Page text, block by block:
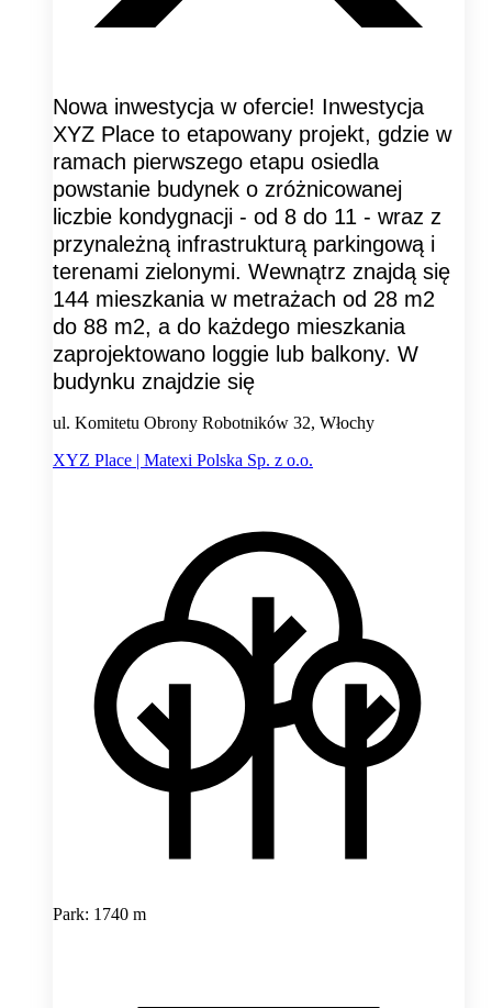
Nowa inwestycja w ofercie! Inwestycja
XYZ Place to etapowany projekt, gdzie w
ramach pierwszego etapu osiedla
powstanie budynek o zróżnicowanej
liczbie kondygnacji - od 8 do 11 - wraz z
przynależną infrastrukturą parkingową i
terenami zielonymi. Wewnątrz znajdą się
144 mieszkania w metrażach od 28 m2
do 88 m2, a do każdego mieszkania
zaprojektowano loggie lub balkony. W
budynku znajdzie się
ul. Komitetu Obrony Robotników 32, Włochy
XYZ Place | Matexi Polska Sp. z o.o.
Park: 1740 m